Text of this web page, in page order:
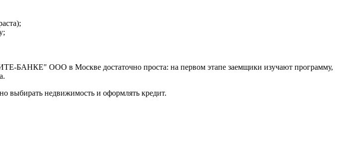
БАНКЕ" ООО в Москве достаточно проста: на первом этапе заемщики изучают программу,
выбирать недвижимость и оформлять кредит.